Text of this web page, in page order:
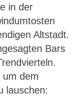
in der
Altstadt.
Bars
um dem
lauschen: